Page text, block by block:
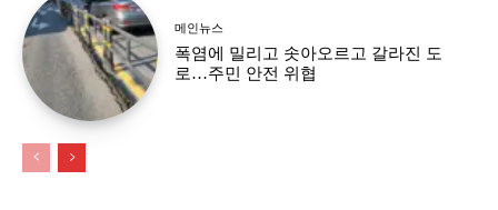
메인뉴스
폭염에 밀리고 솟아오르고 갈라진 도
로…주민 안전 위협